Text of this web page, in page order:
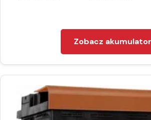
Zobacz akumulator